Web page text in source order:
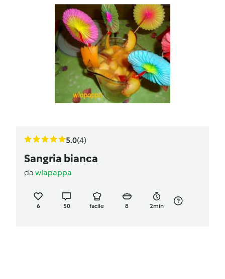
5.0(4)
Sangria bianca
da wlapappa
6 50 facile 8 2min